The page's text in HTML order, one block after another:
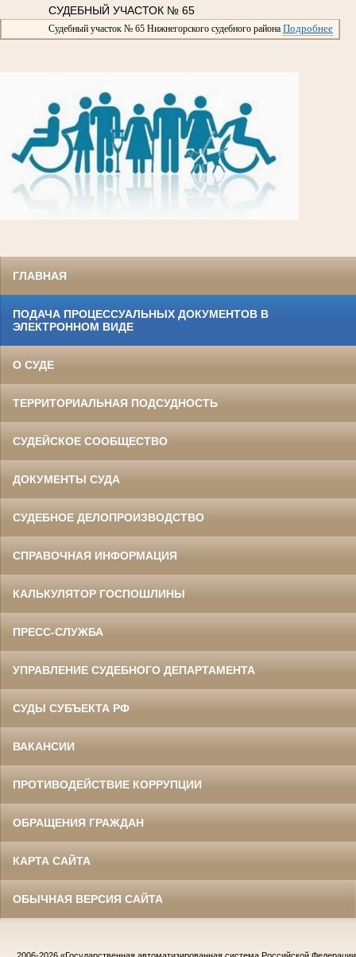
СУДЕБНЫЙ УЧАСТОК № 65
Судебный участок № 65 Нижнегорского судебного района Подробнее
ГЛАВНАЯ
ПОДАЧА ПРОЦЕССУАЛЬНЫХ ДОКУМЕНТОВ В
ЭЛЕКТРОННОМ ВИДЕ
О СУДЕ
ТЕРРИТОРИАЛЬНАЯ ПОДСУДНОСТЬ
СУДЕЙСКОЕ СООБЩЕСТВО
ДОКУМЕНТЫ СУДА
СУДЕБНОЕ ДЕЛОПРОИЗВОДСТВО
СПРАВОЧНАЯ ИНФОРМАЦИЯ
КАЛЬКУЛЯТОР ГОСПОШЛИНЫ
ПРЕСС-СЛУЖБА
УПРАВЛЕНИЕ СУДЕБНОГО ДЕПАРТАМЕНТА
СУДЫ СУБЪЕКТА РФ
ВАКАНСИИ
ПРОТИВОДЕЙСТВИЕ КОРРУПЦИИ
ОБРАЩЕНИЯ ГРАЖДАН
КАРТА САЙТА
ОБЫЧНАЯ ВЕРСИЯ САЙТА